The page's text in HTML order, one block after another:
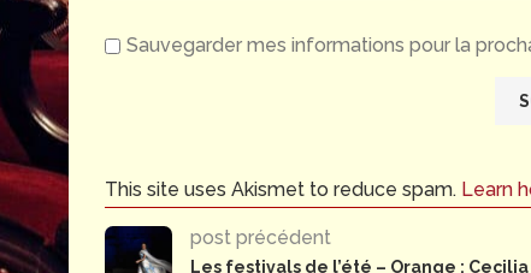
Sauvegarder mes informations pour la
This site uses Akismet to reduce spam. Learn
post précédent
Les festivals de l’été – Orange : Cecilia